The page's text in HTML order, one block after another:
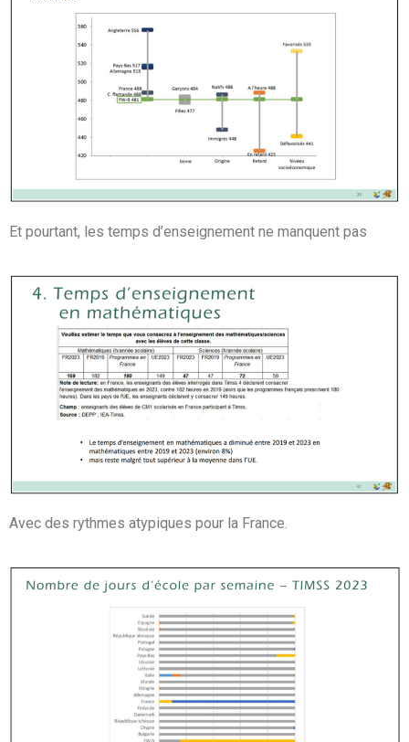
Et pourtant, les temps d’enseignement ne manquent pas
Avec des rythmes atypiques pour la France.